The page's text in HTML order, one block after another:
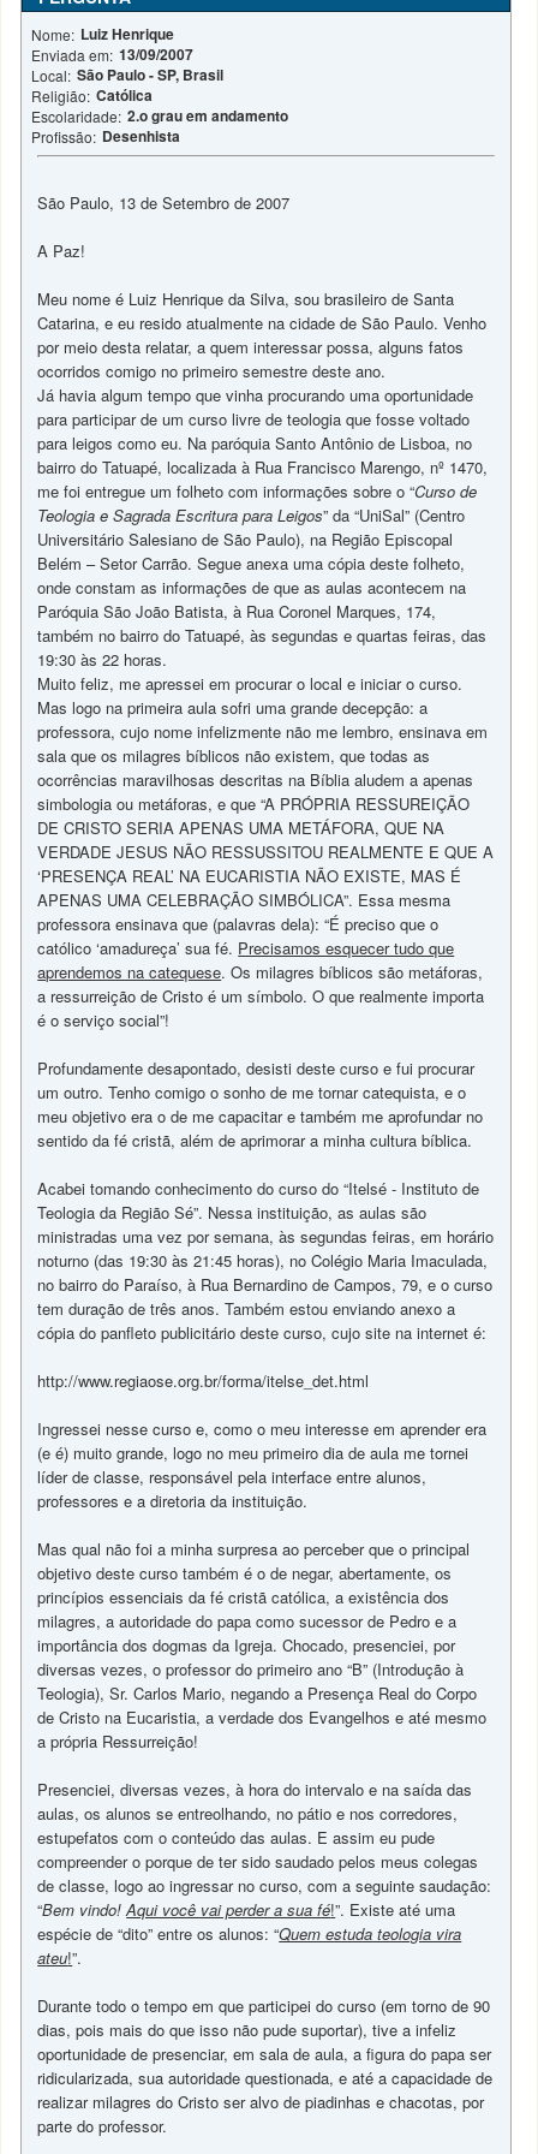
Nome: Luiz Henrique
Enviada em: 13/09/2007
Local: São Paulo - SP, Brasil
Religião: Católica
Escolaridade: 2.o grau em andamento
Profissão: Desenhista
São Paulo, 13 de Setembro de 2007
A Paz!
Meu nome é Luiz Henrique da Silva, sou brasileiro de Santa
Catarina, e eu resido atualmente na cidade de São Paulo. Venho
por meio desta relatar, a quem interessar possa, alguns fatos
ocorridos comigo no primeiro semestre deste ano.
Já havia algum tempo que vinha procurando uma oportunidade
para participar de um curso livre de teologia que fosse voltado
para leigos como eu. Na paróquia Santo Antônio de Lisboa, no
bairro do Tatuapé, localizada à Rua Francisco Marengo, nº 1470,
me foi entregue um folheto com informações sobre o “Curso de
Teologia e Sagrada Escritura para Leigos” da “UniSal” (Centro
Universitário Salesiano de São Paulo), na Região Episcopal
Belém – Setor Carrão. Segue anexa uma cópia deste folheto,
onde constam as informações de que as aulas acontecem na
Paróquia São João Batista, à Rua Coronel Marques, 174,
também no bairro do Tatuapé, às segundas e quartas feiras, das
19:30 às 22 horas.
Muito feliz, me apressei em procurar o local e iniciar o curso.
Mas logo na primeira aula sofri uma grande decepção: a
professora, cujo nome infelizmente não me lembro, ensinava em
sala que os milagres bíblicos não existem, que todas as
ocorrências maravilhosas descritas na Bíblia aludem a apenas
simbologia ou metáforas, e que “A PRÓPRIA RESSUREIÇÃO
DE CRISTO SERIA APENAS UMA METÁFORA, QUE NA
VERDADE JESUS NÃO RESSUSSITOU REALMENTE E QUE A
‘PRESENÇA REAL’ NA EUCARISTIA NÃO EXISTE, MAS É
APENAS UMA CELEBRAÇÃO SIMBÓLICA”. Essa mesma
professora ensinava que (palavras dela): “É preciso que o
católico ‘amadureça’ sua fé. Precisamos esquecer tudo que
aprendemos na catequese. Os milagres bíblicos são metáforas,
a ressurreição de Cristo é um símbolo. O que realmente importa
é o serviço social”!
Profundamente desapontado, desisti deste curso e fui procurar
um outro. Tenho comigo o sonho de me tornar catequista, e o
meu objetivo era o de me capacitar e também me aprofundar no
sentido da fé cristã, além de aprimorar a minha cultura bíblica.
Acabei tomando conhecimento do curso do “Itelsé - Instituto de
Teologia da Região Sé”. Nessa instituição, as aulas são
ministradas uma vez por semana, às segundas feiras, em horário
noturno (das 19:30 às 21:45 horas), no Colégio Maria Imaculada,
no bairro do Paraíso, à Rua Bernardino de Campos, 79, e o curso
tem duração de três anos. Também estou enviando anexo a
cópia do panfleto publicitário deste curso, cujo site na internet é:
http://www.regiaose.org.br/forma/itelse_det.html
Ingressei nesse curso e, como o meu interesse em aprender era
(e é) muito grande, logo no meu primeiro dia de aula me tornei
líder de classe, responsável pela interface entre alunos,
professores e a diretoria da instituição.
Mas qual não foi a minha surpresa ao perceber que o principal
objetivo deste curso também é o de negar, abertamente, os
princípios essenciais da fé cristã católica, a existência dos
milagres, a autoridade do papa como sucessor de Pedro e a
importância dos dogmas da Igreja. Chocado, presenciei, por
diversas vezes, o professor do primeiro ano “B” (Introdução à
Teologia), Sr. Carlos Mario, negando a Presença Real do Corpo
de Cristo na Eucaristia, a verdade dos Evangelhos e até mesmo
a própria Ressurreição!
Presenciei, diversas vezes, à hora do intervalo e na saída das
aulas, os alunos se entreolhando, no pátio e nos corredores,
estupefatos com o conteúdo das aulas. E assim eu pude
compreender o porque de ter sido saudado pelos meus colegas
de classe, logo ao ingressar no curso, com a seguinte saudação:
“Bem vindo!Aqui você vai perder a sua fé!”. Existe até uma
espécie de “dito” entre os alunos: “Quem estuda teologia vira
ateu!”.
Durante todo o tempo em que participei do curso (em torno de 90
dias, pois mais do que isso não pude suportar), tive a infeliz
oportunidade de presenciar, em sala de aula, a figura do papa ser
ridicularizada, sua autoridade questionada, e até a capacidade de
realizar milagres do Cristo ser alvo de piadinhas e chacotas, por
parte do professor.